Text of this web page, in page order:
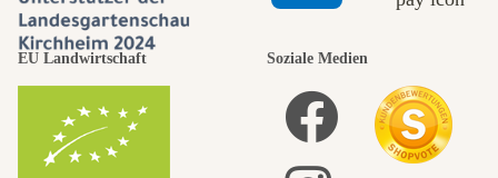
EU Landwirtschaft Soziale Medien